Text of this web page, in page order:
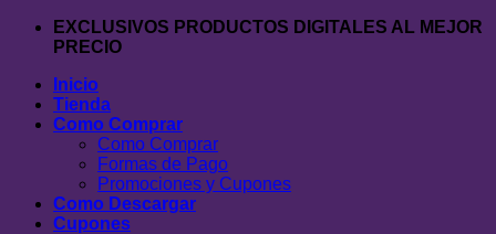
Saltar
EXCLUSIVOS PRODUCTOS DIGITALES AL MEJOR
PRECIO
Inicio
Tienda
Como Comprar
Como Comprar
Formas de Pago
Promociones y Cupones
Como Descargar
Cupones